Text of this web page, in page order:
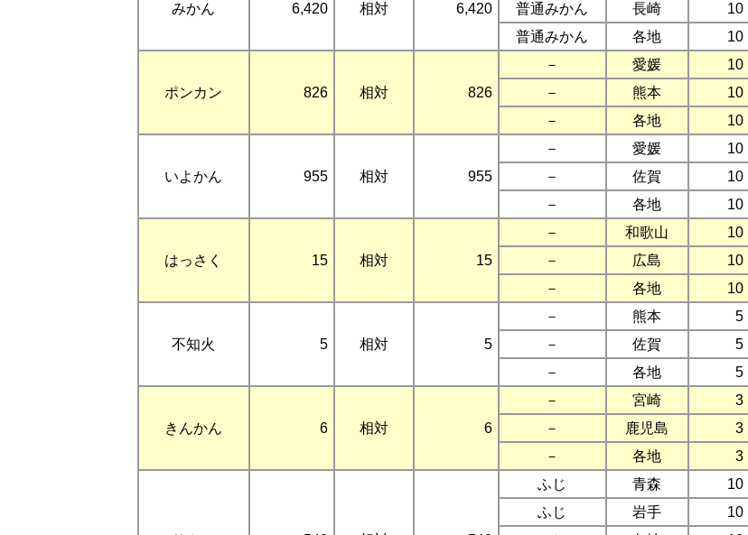
みかん 6,420 相対 6,420
普通みかん
長崎 10
普通みかん
各地 10
ポンカン 826 相対 826
－ 愛媛 10
－
熊本 10
－
各地 10
いよかん 955 相対 955
－ 愛媛 10
－
佐賀 10
－
各地 10
はっさく 15 相対 15
－ 和歌山 10
－
広島 10
－
各地 10
不知火 5 相対 5
－ 熊本 5
－
佐賀 5
－
各地 5
きんかん 6 相対 6
－ 宮崎 3
－
鹿児島 3
－
各地 3
ふじ 青森 10
ふじ
岩手 10